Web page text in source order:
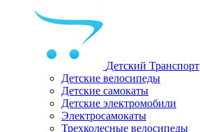
Детский Транспорт
Детские велосипеды
Детские самокаты
Детские электромобили
Электросамокаты
Трехколесные велосипеды